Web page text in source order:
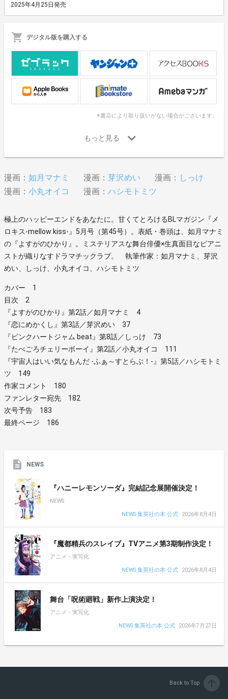
2025年4月25日発売
デジタル版を購入する
※書店により取り扱いがない場合がございます。
漫画： 如月マナミ 漫画： 芽沢めい 漫画： しっけ
漫画： 小丸オイコ 漫画： ハシモトミツ
極上のハッピーエンドをあなたに。甘くてとろけるBLマガジン『メ
ロキス-mellow kiss-』5月号（第45号）。表紙・巻頭は、如月マナミ
の『よすがのひかり』。ミステリアスな舞台俳優×生真面目なピアニ
ストが織りなすドラマチックラブ。 執筆作家：如月マナミ、芽沢
めい、しっけ、小丸オイコ、ハシモトミツ
カバー 1
目次 2
『よすがのひかり』第2話／如月マナミ 4
『恋にめかくし』第3話／芽沢めい 37
『ピンクハートジャム beat』第8話／しっけ 73
『たべごろチェリーボーイ』第2話／小丸オイコ 111
『宇宙人はいい気なもんだ -ふぁ～すとらぶ！-』第5話／ハシモトミ
ツ 149
作家コメント 180
ファンレター宛先 182
次号予告 183
最終ページ 186
NEWS
『ハニーレモンソーダ』完結記念展開催決定！
NEWS
NEWS 集英社の本 公式
2026年8月4日
『魔都精兵のスレイブ』TVアニメ第3期制作決定！
アニメ・実写化
NEWS 集英社の本 公式
2026年8月4日
舞台「呪術廻戦」新作上演決定！
アニメ・実写化
NEWS 集英社の本 公式
2026年7月27日
Back to Top